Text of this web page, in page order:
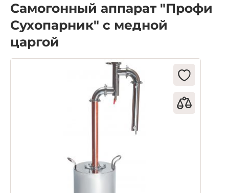
Самогонный аппарат "Профи
Сухопарник" с медной
царгой